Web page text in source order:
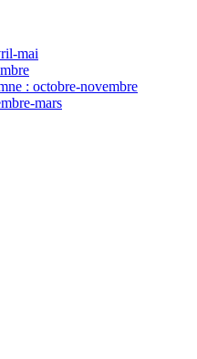
mai
: octobre-novembre
mars